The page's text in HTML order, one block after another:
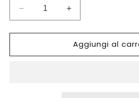
Diminuisci
quantità
per
shirt
Aumenta
quantità
per
T-
shirt
Aggiungi al